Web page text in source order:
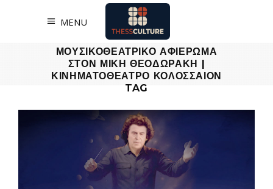
MENU
“ΜΠΡΟΣΤΑ ΣΤΗΝ ΑΙΩΝΙΟΤΗΤΑ” –
ΜΟΥΣΙΚΟΘΕΑΤΡΙΚΟ ΑΦΙΕΡΩΜΑ
ΣΤΟΝ ΜΙΚΗ ΘΕΟΔΩΡΑΚΗ |
ΚΙΝΗΜΑΤΟΘΕΑΤΡΟ ΚΟΛΟΣΣΑΙΟΝ
TAG